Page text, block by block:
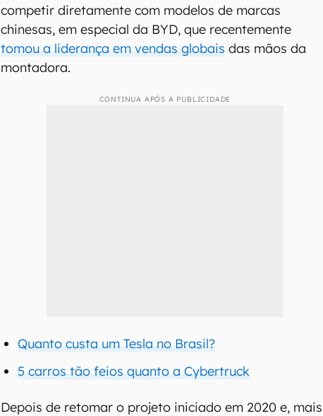
competir diretamente com modelos de marcas
chinesas, em especial da BYD, que recentemente
tomou a liderança em vendas globais das mãos da
montadora.
CONTINUA APÓS A PUBLICIDADE
Quanto custa um Tesla no Brasil?
5 carros tão feios quanto a Cybertruck
Depois de retomar o projeto iniciado em 2020 e, mais